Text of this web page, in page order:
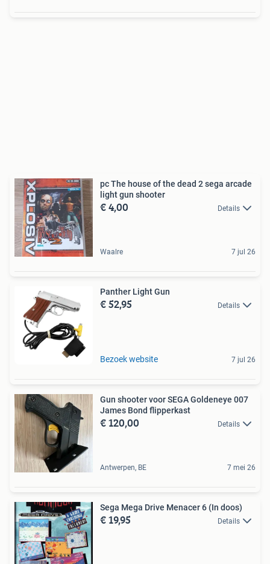
pc The house of the dead 2 sega arcade
light gun shooter
€ 4,00 Details
Waalre 7 jul 26
Panther Light Gun
€ 52,95 Details
Bezoek website 7 jul 26
Gun shooter voor SEGA Goldeneye 007
James Bond flipperkast
€ 120,00 Details
Antwerpen, BE 7 mei 26
Sega Mega Drive Menacer 6 (In doos)
€ 19,95 Details